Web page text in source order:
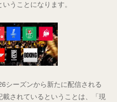
うことになります。
シーズンから新たに配信される
されているということは、「現